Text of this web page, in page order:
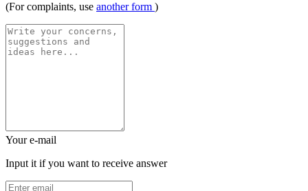
(For complaints, use another form )
Your e-mail
Input it if you want to receive answer